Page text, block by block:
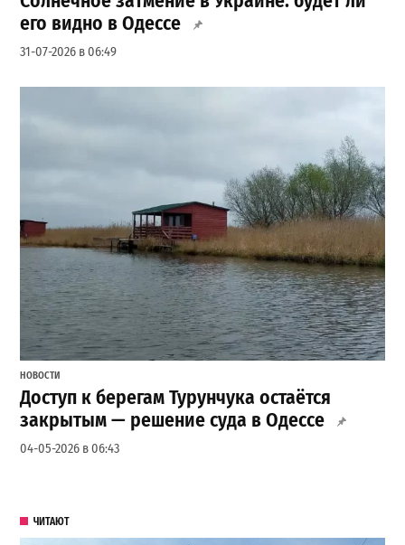
его видно в Одессе
31-07-2026 в 06:49
НОВОСТИ
Доступ к берегам Турунчука остаётся
закрытым — решение суда в Одессе
04-05-2026 в 06:43
ЧИТАЮТ